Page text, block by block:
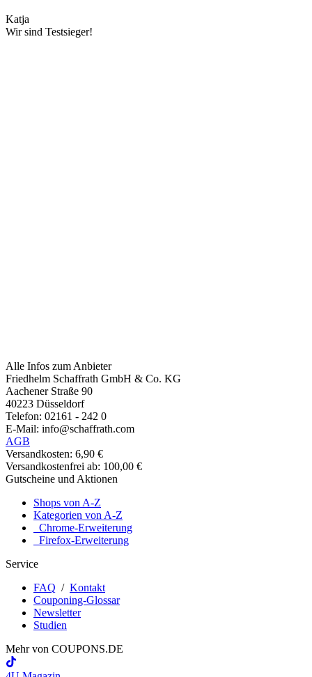
Katja
Wir sind Testsieger!
Alle Infos zum Anbieter
Friedhelm Schaffrath GmbH & Co. KG
Aachener Straße 90
40223 Düsseldorf
Telefon: 02161 - 242 0
E-Mail: info@schaffrath.com
AGB
Versandkosten: 6,90 €
Versandkostenfrei ab: 100,00 €
Gutscheine und Aktionen
Shops von A-Z
Kategorien von A-Z
Chrome-Erweiterung
Firefox-Erweiterung
Service
FAQ / Kontakt
Couponing-Glossar
Newsletter
Studien
Mehr von COUPONS.DE